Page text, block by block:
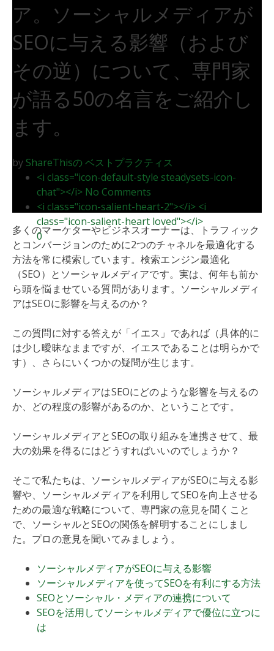
ア。ソーシャルメディアが
SEOに与える影響（および
その逆）について、専門家
が語る50の名言をご紹介し
ます。
by ShareThisのベストプラクティス
<i class="icon-default-style steadysets-icon-
chat"></i> No Comments
<i class="icon-salient-heart-2"></i> <i
class="icon-salient-heart loved"></i>
0
多くのマーケターやビジネスオーナーは、トラフィック
とコンバージョンのために2つのチャネルを最適化する
方法を常に模索しています。検索エンジン最適化
（SEO）とソーシャルメディアです。実は、何年も前か
ら頭を悩ませている質問があります。ソーシャルメディ
アはSEOに影響を与えるのか？
この質問に対する答えが「イエス」であれば（具体的に
は少し曖昧なままですが、イエスであることは明らかで
す）、さらにいくつかの疑問が生じます。
ソーシャルメディアはSEOにどのような影響を与えるの
か、どの程度の影響があるのか、ということです。
ソーシャルメディアとSEOの取り組みを連携させて、最
大の効果を得るにはどうすればいいのでしょうか？
そこで私たちは、ソーシャルメディアがSEOに与える影
響や、ソーシャルメディアを利用してSEOを向上させる
ための最適な戦略について、専門家の意見を聞くこと
で、ソーシャルとSEOの関係を解明することにしまし
た。プロの意見を聞いてみましょう。
ソーシャルメディアがSEOに与える影響
ソーシャルメディアを使ってSEOを有利にする方法
SEOとソーシャル・メディアの連携について
SEOを活用してソーシャルメディアで優位に立つに
は